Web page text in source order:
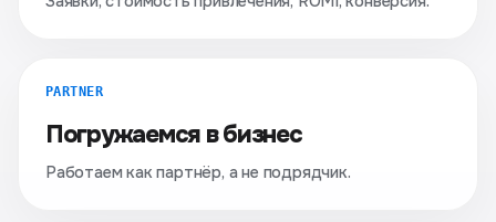
PARTNER
Погружаемся в бизнес
Работаем как партнёр, а не подрядчик.